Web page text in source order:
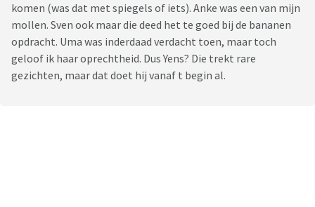
komen (was dat met spiegels of iets). Anke was een van mijn
mollen. Sven ook maar die deed het te goed bij de bananen
opdracht. Uma was inderdaad verdacht toen, maar toch
geloof ik haar oprechtheid. Dus Yens? Die trekt rare
gezichten, maar dat doet hij vanaf t begin al.